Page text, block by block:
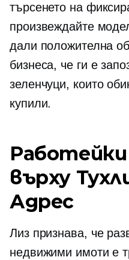
търсенето на
произвеждайте
дали положителна
бизнеса, че ги е
зеленчуци, които
купили.
Работейки
върху
Адрес
Лиз признава, че
недвижими имоти е